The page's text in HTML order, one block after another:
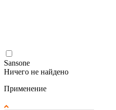
Sansone
Ничего не найдено
Применение